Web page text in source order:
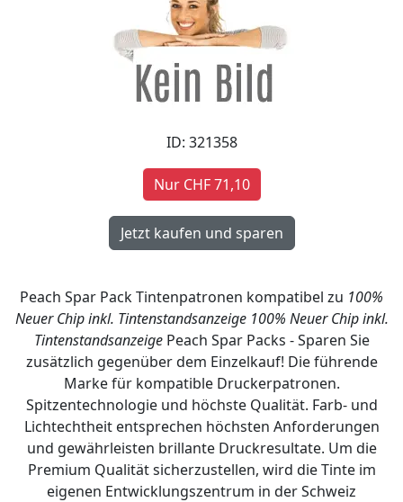
ID: 321358
Nur CHF 71,10
Peach Spar Pack Tintenpatronen kompatibel zu 100%
Neuer Chip inkl. Tintenstandsanzeige 100% Neuer Chip inkl.
TintenstandsanzeigePeach Spar Packs - Sparen Sie
zusätzlich gegenüber dem Einzelkauf! Die führende
Marke für kompatible Druckerpatronen.
Spitzentechnologie und höchste Qualität. Farb- und
Lichtechtheit entsprechen höchsten Anforderungen
und gewährleisten brillante Druckresultate. Um die
Premium Qualität sicherzustellen, wird die Tinte im
eigenen Entwicklungszentrum in der Schweiz